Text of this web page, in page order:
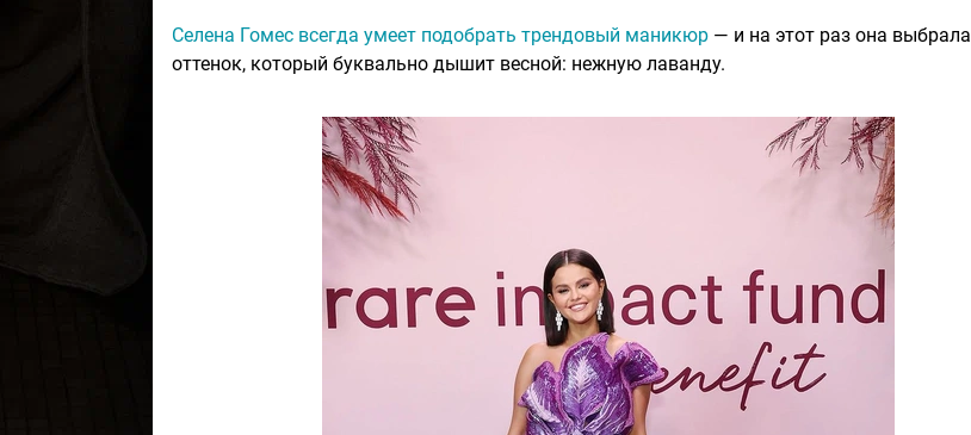
Селена Гомес всегда умеет подобрать трендовый маникюр — и на этот раз она выбрала
оттенок, который буквально дышит весной: нежную лаванду.